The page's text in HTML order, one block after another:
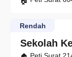
Sekolah
Rendah